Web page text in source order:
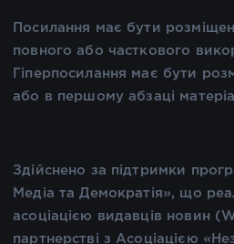
Посилання має бути
повного або часткового
Гіперпосилання має бути
або в першому абзаці
Здійснено за підтримки
Медіа та Демократія», що
асоціацією видавців новин
партнерстві з Асоціацією